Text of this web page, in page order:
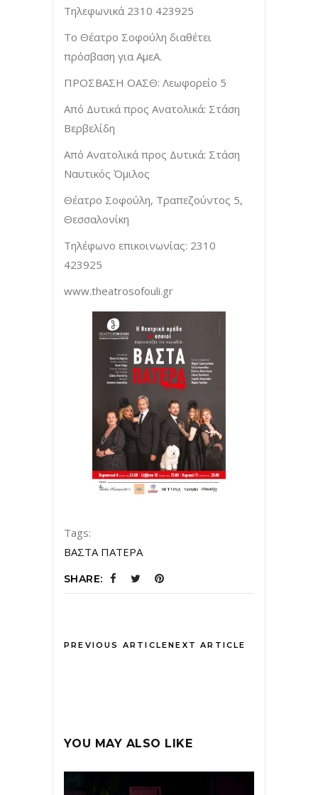
Τηλεφωνικά 2310 423925
Το Θέατρο Σοφούλη διαθέτει
πρόσβαση για ΑμεΑ.
ΠΡΟΣΒΑΣΗ ΟΑΣΘ: Λεωφορείο 5
Από Δυτικά προς Ανατολικά: Στάση
Βερβελίδη
Από Ανατολικά προς Δυτικά: Στάση
Ναυτικός Όμιλος
Θέατρο Σοφούλη, Τραπεζούντος 5,
Θεσσαλονίκη
Τηλέφωνο επικοινωνίας: 2310
423925
www.theatrosofouli.gr
Tags:
ΒΑΣΤΑ ΠΑΤΕΡΑ
SHARE:
PREVIOUS ARTICLENEXT ARTICLE
YOU MAY ALSO LIKE